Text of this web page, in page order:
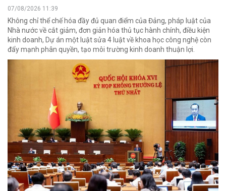
07/08/2026 11:39
Không chỉ thể chế hóa đầy đủ quan điểm của Đảng, pháp luật của
Nhà nước về cắt giảm, đơn giản hóa thủ tục hành chính, điều kiện
kinh doanh, Dự án một luật sửa 4 luật về khoa học công nghệ còn
đẩy mạnh phân quyền, tạo môi trường kinh doanh thuận lợi.